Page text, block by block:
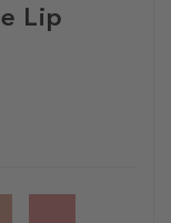
Lip
no